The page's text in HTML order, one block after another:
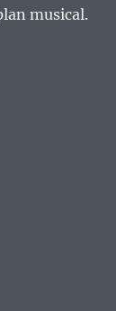
musical.